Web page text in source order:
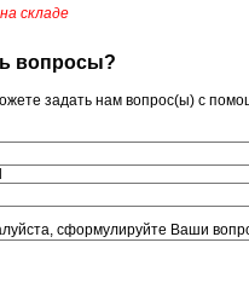
складе
вопросы?
задать нам вопрос(ы) с
сформулируйте Ваши